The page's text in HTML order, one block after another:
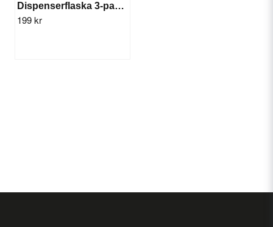
Dispenserflaska 3-pack Röd, Krydda/sås
199 kr